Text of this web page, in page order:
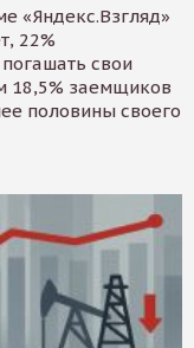
«Яндекс.Взгляд»
22%
свои
18,5% заемщиков
половины своего